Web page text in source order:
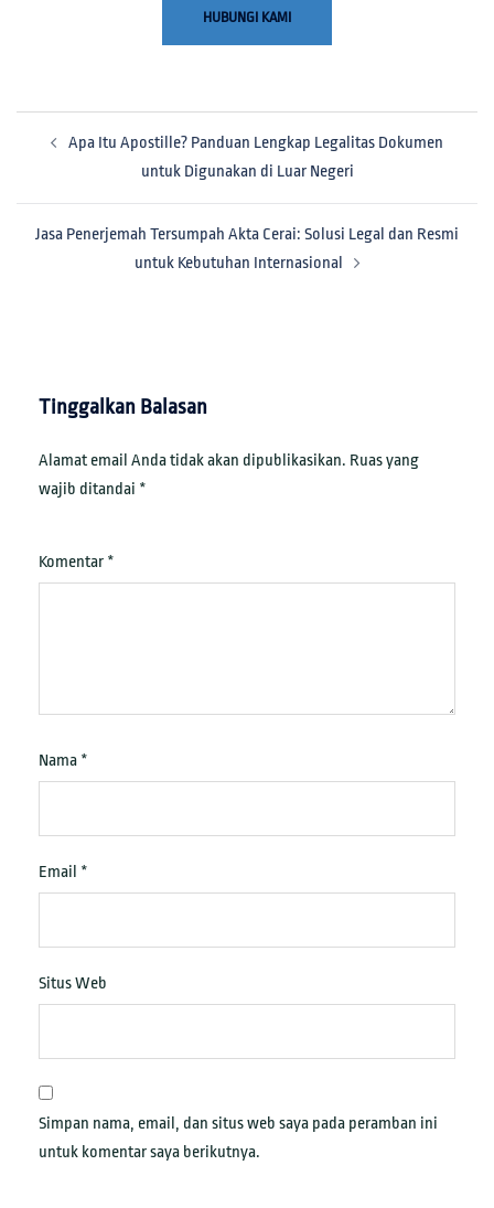
HUBUNGI KAMI
Apa Itu Apostille? Panduan Lengkap Legalitas Dokumen
untuk Digunakan di Luar Negeri
Jasa Penerjemah Tersumpah Akta Cerai: Solusi Legal dan Resmi
untuk Kebutuhan Internasional
Tinggalkan Balasan
Alamat email Anda tidak akan dipublikasikan. Ruas yang
wajib ditandai *
Komentar *
Nama *
Email *
Situs Web
Simpan nama, email, dan situs web saya pada peramban ini
untuk komentar saya berikutnya.